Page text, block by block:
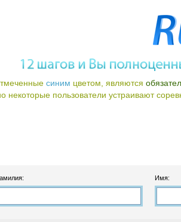
синим цветом, являются
некоторые пользователи устраивают
Имя: